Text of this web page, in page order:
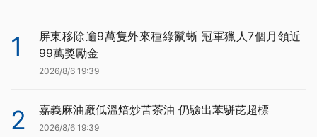
1
屏東移除逾9萬隻外來種綠鬣蜥 冠軍獵人7個月領近
99萬獎勵金
2026/8/6 19:39
2 嘉義麻油廠低溫焙炒苦茶油 仍驗出苯駢芘超標
2026/8/6 19:39